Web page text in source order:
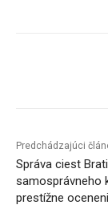
Predchádzajúci
Správa ciest
samosprávneho
prestížne